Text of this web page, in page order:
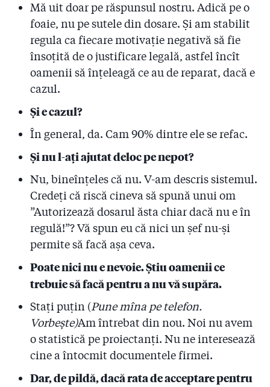
Mă uit doar pe răspunsul nostru. Adică pe o
foaie, nu pe sutele din dosare. Și am stabilit
regula ca fiecare motivație negativă să fie
însoțită de o justificare legală, astfel încît
oamenii să înțeleagă ce au de reparat, dacă e
cazul.
Și e cazul?
În general, da. Cam 90% dintre ele se refac.
Și nu l-ați ajutat deloc pe nepot?
Nu, bineînțeles că nu. V-am descris sistemul.
Credeți că riscă cineva să spună unui om
”Autorizează dosarul ăsta chiar dacă nu e în
regulă!”? Vă spun eu că nici un șef nu-și
permite să facă așa ceva.
Poate nici nu e nevoie. Știu oamenii ce
trebuie să facă pentru a nu vă supăra.
Stați puțin (Pune mîna pe telefon.
Vorbește)Am întrebat din nou. Noi nu avem
o statistică pe proiectanți. Nu ne interesează
cine a întocmit documentele firmei.
Dar, de pildă, dacă rata de acceptare pentru